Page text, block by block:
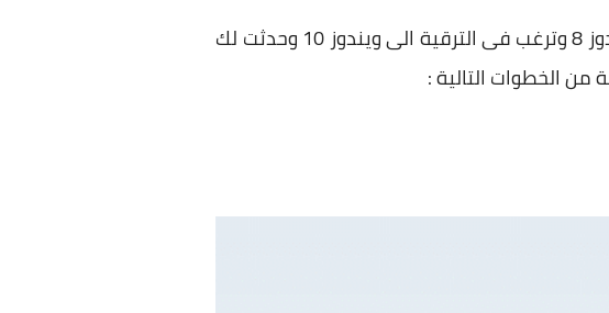
وللبدء فى اصلاح هذه المشكلة سوف نتحدث كمثال اذا كان لديك ويندوز 7 او ويندوز 8 وترغب فى الترقية الى ويندوز 10 وحدثت لك